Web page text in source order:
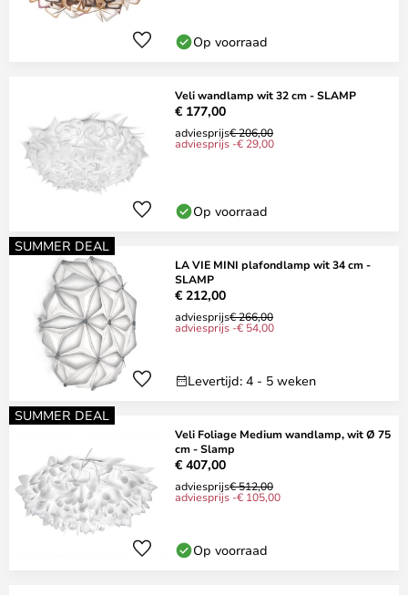
Op voorraad
Veli wandlamp wit 32 cm - SLAMP
€ 177,00
adviesprijs€ 206,00
adviesprijs -€ 29,00
Op voorraad
SUMMER DEAL
LA VIE MINI plafondlamp wit 34 cm -
SLAMP
€ 212,00
adviesprijs€ 266,00
adviesprijs -€ 54,00
Levertijd: 4 - 5 weken
SUMMER DEAL
Veli Foliage Medium wandlamp, wit Ø 75
cm - Slamp
€ 407,00
adviesprijs€ 512,00
adviesprijs -€ 105,00
Op voorraad